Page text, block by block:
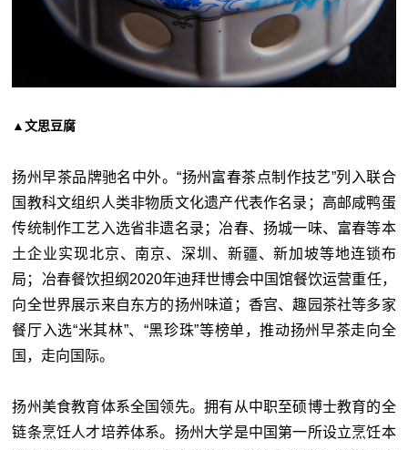
▲文思豆腐
扬州早茶品牌驰名中外。“扬州富春茶点制作技艺”列入联合
国教科文组织人类非物质文化遗产代表作名录；高邮咸鸭蛋
传统制作工艺入选省非遗名录；冶春、扬城一味、富春等本
土企业实现北京、南京、深圳、新疆、新加坡等地连锁布
局；冶春餐饮担纲2020年迪拜世博会中国馆餐饮运营重任，
向全世界展示来自东方的扬州味道；香宫、趣园茶社等多家
餐厅入选“米其林”、“黑珍珠”等榜单，推动扬州早茶走向全
国，走向国际。
扬州美食教育体系全国领先。拥有从中职至硕博士教育的全
链条烹饪人才培养体系。扬州大学是中国第一所设立烹饪本